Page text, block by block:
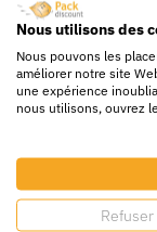
Guide sur
La caisse
Comment
Comment bien
charges ?
Comment bien
Comment bien
Comment bien
Nous utilisons des
Nous pouvons les
améliorer notre site
une expérience
nous utilisons, ouvrez
Refuser